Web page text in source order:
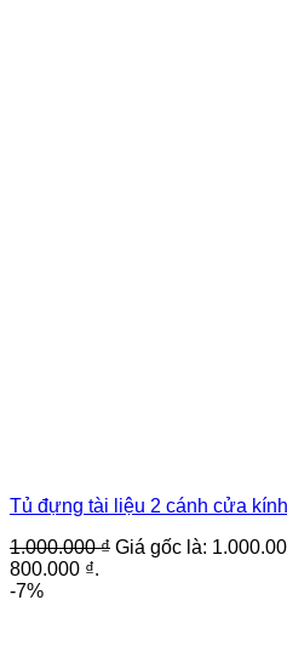
Tủ đựng tài liệu 2 cánh cửa kính
1.000.000₫ Giá gốc là:
800.000 ₫.
-7%